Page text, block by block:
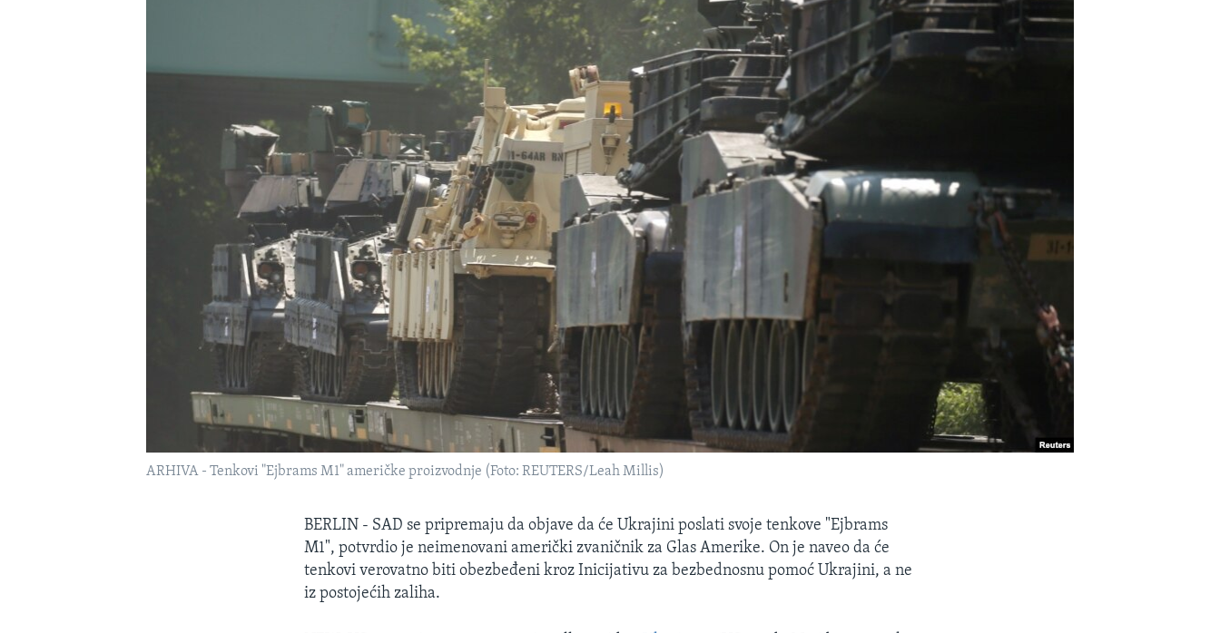
ARHIVA - Tenkovi "Ejbrams M1" američke proizvodnje (Foto: REUTERS/Leah Millis)
BERLIN - SAD se pripremaju da objave da će Ukrajini poslati svoje tenkove "Ejbrams
M1", potvrdio je neimenovani američki zvaničnik za Glas Amerike. On je naveo da će
tenkovi verovatno biti obezbeđeni kroz Inicijativu za bezbednosnu pomoć Ukrajini, a ne
iz postojećih zaliha.